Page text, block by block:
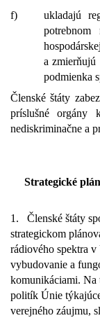
f)
ukladajú
potrebnom
a zmierňujú
podmienka
Členské štáty
príslušné orgány
nediskriminačne a
Strategické
1.
Členské štáty
strategickom
rádiového spektra
vybudovanie a
komunikáciami. Na
politík Únie
verejného záujmu,